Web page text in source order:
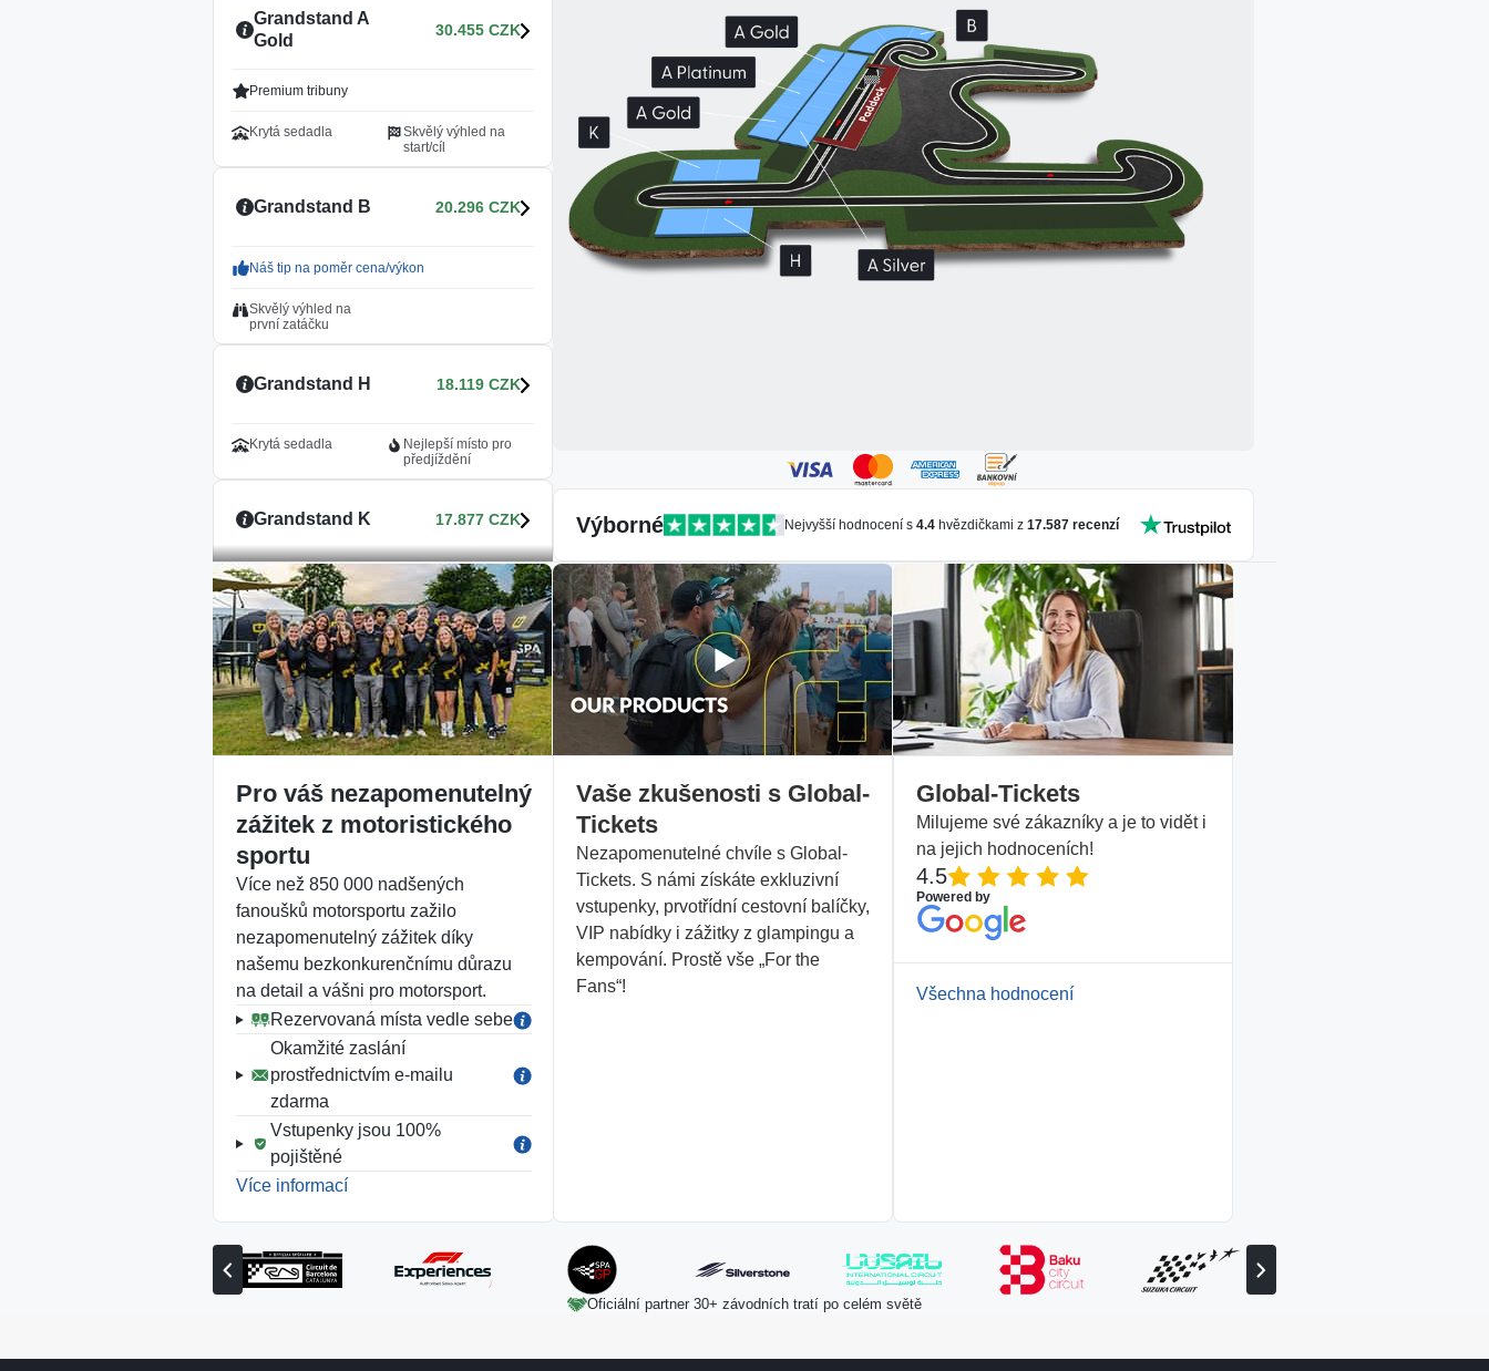
Grandstand A
Gold
30.455 CZK
Premium tribuny
Krytá sedadla
Skvělý výhled na
start/cíl
Grandstand B 20.296 CZK
Náš tip na poměr cena/výkon
Skvělý výhled na
první zatáčku
Grandstand H 18.119 CZK
Krytá sedadla
Nejlepší místo pro
předjíždění
Grandstand K 17.877 CZK
Krytá sedadla
Nejlepší místo pro
předjíždění
Není Skladem
General Admission
Není
Skladem
Grandstand A
Není
Oblíbené vstupenky jsou
vyprodané?
Dostávej upozornění, jakmile budou
vstupenky dostupné.
Výborné Nejvyšší hodnocení s 4.4 hvězdičkami z 17.587 recenzí
Pro váš nezapomenutelný
zážitek z motoristického
sportu
Více než 850 000 nadšených
fanoušků motorsportu zažilo
nezapomenutelný zážitek díky
našemu bezkonkurenčnímu důrazu
na detail a vášni pro motorsport.
Rezervovaná místa vedle sebe
Okamžité zaslání
prostřednictvím e-mailu
zdarma
Vstupenky jsou 100%
pojištěné
Více informací
Vaše zkušenosti s Global-
Tickets
Nezapomenutelné chvíle s Global-
Tickets. S námi získáte exkluzivní
vstupenky, prvotřídní cestovní balíčky,
VIP nabídky i zážitky z glampingu a
kempování. Prostě vše „For the
Fans“!
Global-Tickets
Milujeme své zákazníky a je to vidět i
na jejich hodnoceních!
4.5
Powered by
Všechna hodnocení
Zobrazit
předchozího
Zobrazit
následujícího
Oficiální partner 30+ závodních tratí po celém světě